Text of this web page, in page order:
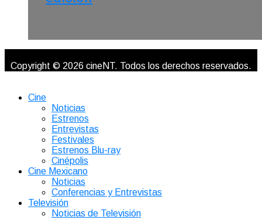
Copyright © 2026 cineNT. Todos los derechos reservados.
Cine
Noticias
Estrenos
Entrevistas
Festivales
Estrenos Blu-ray
Cinépolis
Cine Mexicano
Noticias
Conferencias y Entrevistas
Televisión
Noticias de Televisión